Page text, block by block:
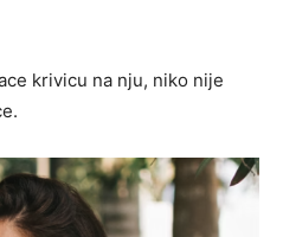
krivicu na nju, niko nije